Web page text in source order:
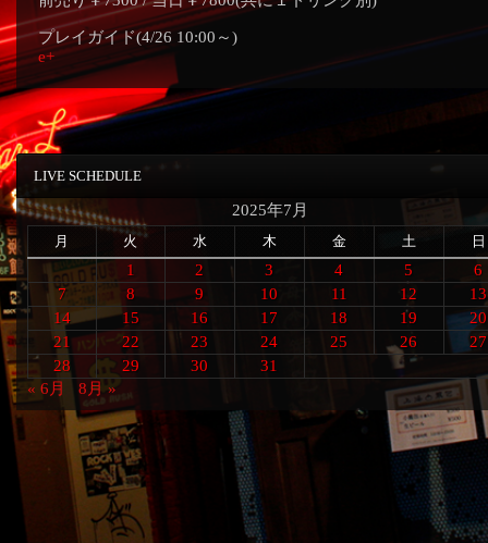
プレイガイド(4/26 10:00～)
e+
LIVE SCHEDULE
2025年7月
月 火 水 木 金 土 日
1 2 3 4 5
6
7
8 9 10 11 12
13
14
15 16 17 18 19
20
21
22 23 24 25 26
27
28
29 30
31
« 6月
8月 »